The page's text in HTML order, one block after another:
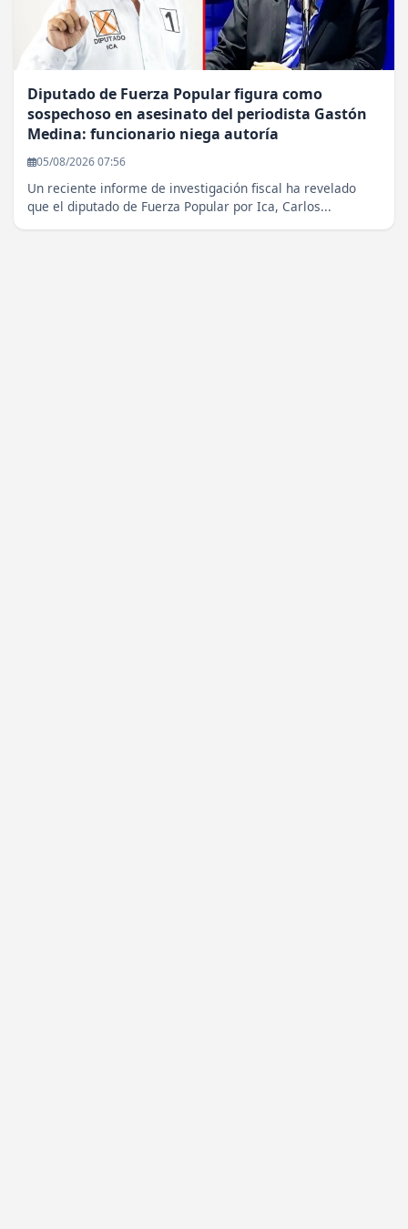
Diputado de Fuerza Popular figura como
sospechoso en asesinato del periodista Gastón
Medina: funcionario niega autoría
05/08/2026 07:56
Un reciente informe de investigación fiscal ha revelado
que el diputado de Fuerza Popular por Ica, Carlos...